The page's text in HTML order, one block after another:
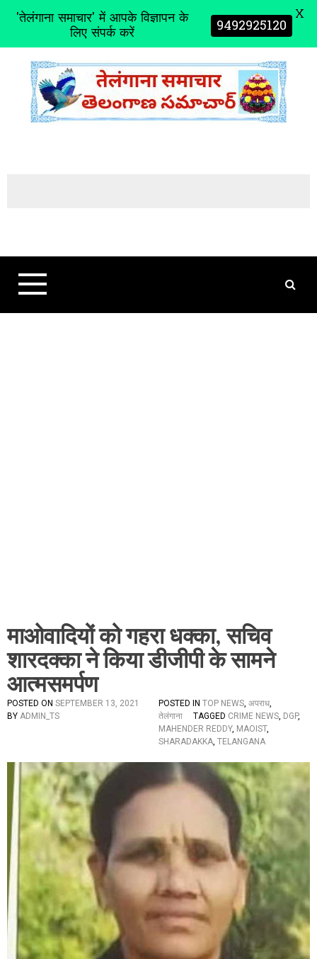
t
माओवादियों को गहरा धक्का, सचिव
शारदक्का ने किया डीजीपी के सामने
आत्मसमर्पण
POSTED ON SEPTEMBER 13, 2021
BY ADMIN_TS
POSTED IN TOP NEWS, अपराध,
तेलंगाना
TAGGED CRIME NEWS, DGP,
MAHENDER REDDY, MAOIST,
SHARADAKKA, TELANGANA
'तेलंगाना समाचार' में आपके विज्ञापन के
लिए संपर्क करें 9492925120 X